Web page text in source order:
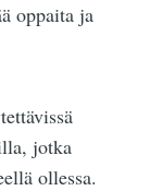
oppaita ja
jotka
ollessa.